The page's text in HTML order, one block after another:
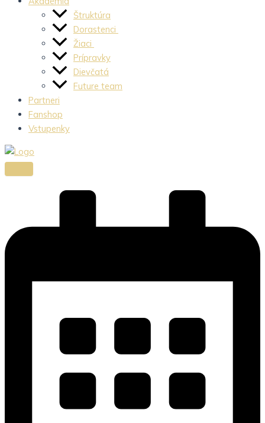
Štruktúra
Dorastenci
Žiaci
Prípravky
Dievčatá
Future team
Partneri
Fanshop
Vstupenky